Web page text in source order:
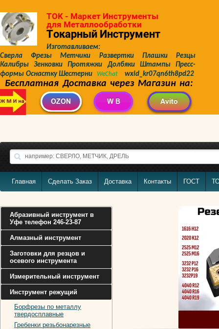
TOK - Маркет Инструменты
для Металлообработки
Токарный Инструмент
Изготавливаем:
Сверла Фрезы Метчики Развертки Плашки Резцы
Калибры Зенковки Протяжки Долбяки Штампы Пресс-
формы Оснастку Шестерни
WeChat wxid_kr07qn6th8pd22
Бесплатная Доставка через Магазин на:
Главная Сделать Заказ Доставка Контакты ГОСТ
Абразивный инструмент в
Уфе телефон 246-23-87
Алмазный инструмент
Заготовки для резцов и
осевого инструмента
Измерительный инструмент
Инструмент режущий
Борфрезы по металлу
твердосплавные
Гребенки резьбонарезные